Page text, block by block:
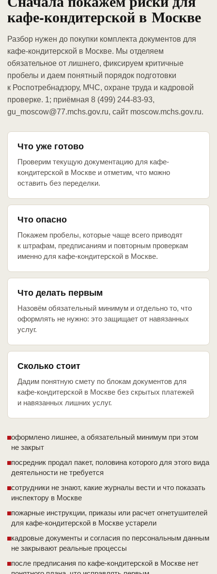
кафе-кондитерской в Москве
Разбор нужен до покупки комплекта документов для
кафе-кондитерской в Москве. Мы отделяем
обязательное от лишнего, фиксируем критичные
пробелы и даем понятный порядок подготовки
к Роспотребнадзору, МЧС, охране труда и кадровой
проверке. 1; приёмная 8 (499) 244-83-93,
gu_moscow@77.mchs.gov.ru, сайт moscow.mchs.gov.ru.
Что уже готово
Проверим текущую документацию для кафе-
кондитерской в Москве и отметим, что можно
оставить без переделки.
Что опасно
Покажем пробелы, которые чаще всего приводят
к штрафам, предписаниям и повторным проверкам
именно для кафе-кондитерской в Москве.
Что делать первым
Назовём обязательный минимум и отдельно то, что
оформлять не нужно: это защищает от навязанных
услуг.
Сколько стоит
Дадим понятную смету по блокам документов для
кафе-кондитерской в Москве без скрытых платежей
и навязанных лишних услуг.
оформлено лишнее, а обязательный минимум при этом
не закрыт
посредник продал пакет, половина которого для этого вида
деятельности не требуется
сотрудники не знают, какие журналы вести и что показать
инспектору в Москве
пожарные инструкции, приказы или расчет огнетушителей
для кафе-кондитерской в Москве устарели
кадровые документы и согласия по персональным данным
не закрывают реальные процессы
после предписания по кафе-кондитерской в Москве нет